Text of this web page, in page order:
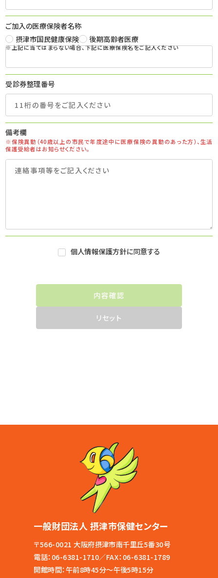
ご加入の医療保険者名称
摂津市国民健康保険
後期高齢者医療
※上記に当てはまらない場合、下記に医療保険名をご記入ください
受診券整理番号
備考欄
※保険異動（40歳以上の市民で年度途中に医療保険の異動のあった方）、生活
保護受給者はお知らせください。
個人情報保護方針に同意する
一般財団法人 摂津市保健センター
〒566-0021 大阪府摂津市南千里丘5番30号
電話：06-6381-1710／FAX：06-6381-1789
開館時間：午前8時45分～午後5時15分